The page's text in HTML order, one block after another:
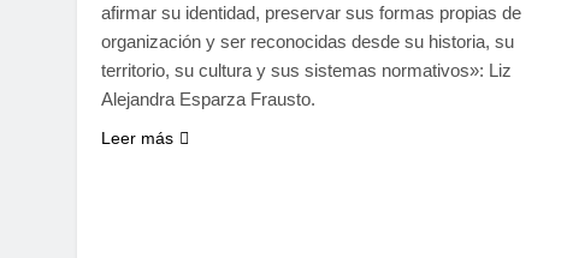
afirmar su identidad, preservar sus formas propias de
organización y ser reconocidas desde su historia, su
territorio, su cultura y sus sistemas normativos»: Liz
Alejandra Esparza Frausto.
Leer más